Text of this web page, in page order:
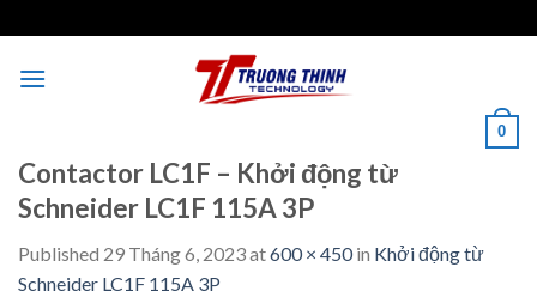
to
content
0
Contactor LC1F – Khởi động từ
Schneider LC1F 115A 3P
Published 29 Tháng 6, 2023at600 × 450in Khởi động từ
Schneider LC1F 115A 3P